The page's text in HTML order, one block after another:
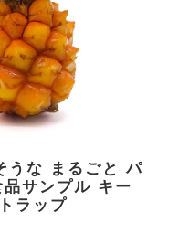
うな まるごと パ
サンプル キー
ラップ